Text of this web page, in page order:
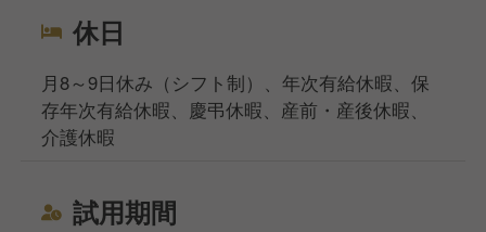
休日
月8～9日休み（シフト制）、年次有給休暇、保
存年次有給休暇、慶弔休暇、産前・産後休暇、
介護休暇
試用期間